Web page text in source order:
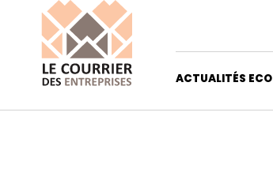
ACTUALITÉS ECO